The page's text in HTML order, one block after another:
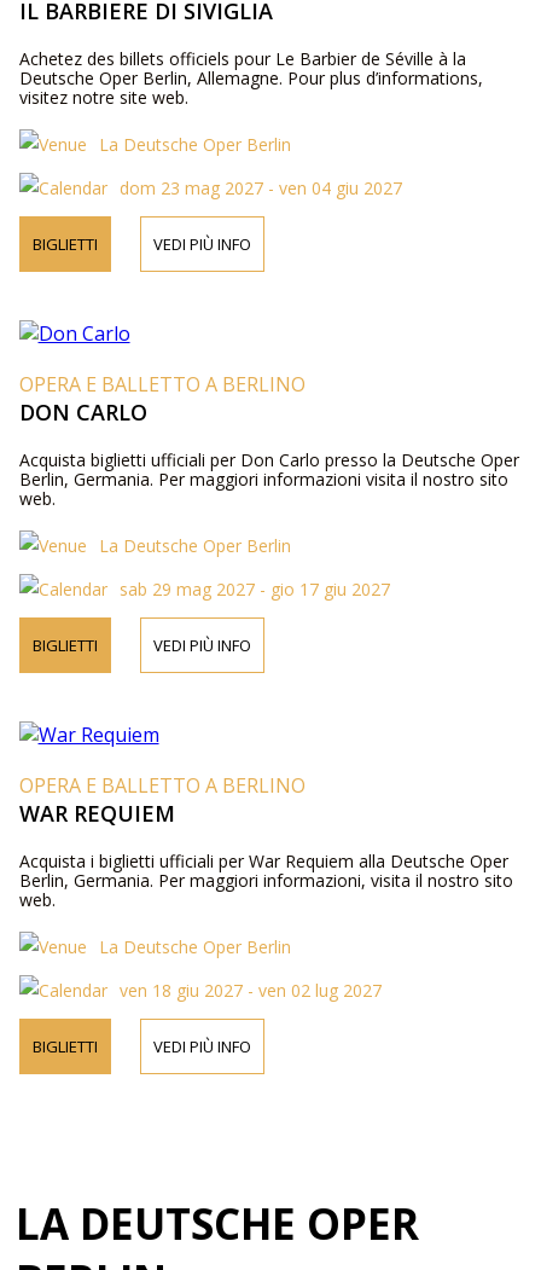
IL BARBIERE DI SIVIGLIA
Achetez des billets officiels pour Le Barbier de Séville à la
Deutsche Oper Berlin, Allemagne. Pour plus d’informations,
visitez notre site web.
La Deutsche Oper Berlin
dom 23 mag 2027 - ven 04 giu 2027
BIGLIETTI VEDI PIÙ INFO
OPERA E BALLETTO A BERLINO
DON CARLO
Acquista biglietti ufficiali per Don Carlo presso la Deutsche Oper
Berlin, Germania. Per maggiori informazioni visita il nostro sito
web.
La Deutsche Oper Berlin
sab 29 mag 2027 - gio 17 giu 2027
BIGLIETTI VEDI PIÙ INFO
OPERA E BALLETTO A BERLINO
WAR REQUIEM
Acquista i biglietti ufficiali per War Requiem alla Deutsche Oper
Berlin, Germania. Per maggiori informazioni, visita il nostro sito
web.
La Deutsche Oper Berlin
ven 18 giu 2027 - ven 02 lug 2027
BIGLIETTI VEDI PIÙ INFO
LA DEUTSCHE OPER